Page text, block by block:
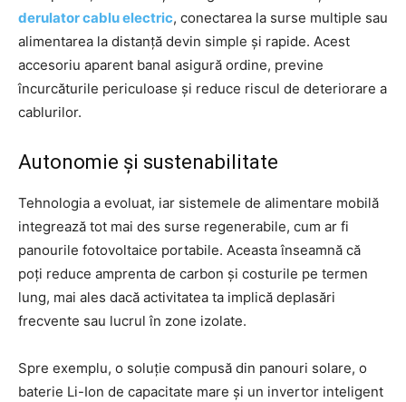
derulator cablu electric, conectarea la surse multiple sau
alimentarea la distanță devin simple și rapide. Acest
accesoriu aparent banal asigură ordine, previne
încurcăturile periculoase și reduce riscul de deteriorare a
cablurilor.
Autonomie și sustenabilitate
Tehnologia a evoluat, iar sistemele de alimentare mobilă
integrează tot mai des surse regenerabile, cum ar fi
panourile fotovoltaice portabile. Aceasta înseamnă că
poți reduce amprenta de carbon și costurile pe termen
lung, mai ales dacă activitatea ta implică deplasări
frecvente sau lucrul în zone izolate.
Spre exemplu, o soluție compusă din panouri solare, o
baterie Li-Ion de capacitate mare și un invertor inteligent